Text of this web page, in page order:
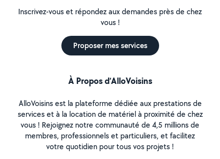
Inscrivez-vous et répondez aux demandes près de chez
vous !
Proposer mes services
À Propos d’AlloVoisins
AlloVoisins est la plateforme dédiée aux prestations de
services et à la location de matériel à proximité de chez
vous ! Rejoignez notre communauté de 4,5 millions de
membres, professionnels et particuliers, et facilitez
votre quotidien pour tous vos projets !